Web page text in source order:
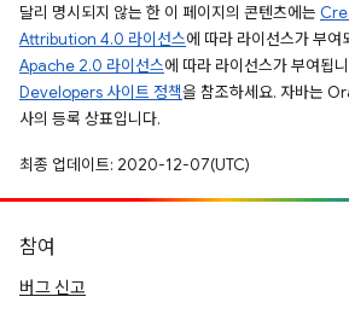
달리 명시되지 않는 한 이 페이지의 콘텐츠에는
Attribution 4.0 라이선스에 따라 라이선스가 부여
Apache 2.0 라이선스에 따라 라이선스가 부여됩
Developers 사이트 정책을 참조하세요. 자바는
사의 등록 상표입니다.
최종 업데이트: 2020-12-07(UTC)
참여
버그 신고